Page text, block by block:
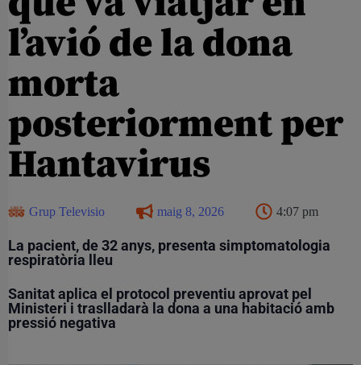
l’avió de la dona
morta
posteriorment per
Hantavirus
Grup Televisio maig 8, 2026 4:07 pm
La pacient, de 32 anys, presenta simptomatologia
respiratòria lleu
Sanitat aplica el protocol preventiu aprovat pel
Ministeri i traslladarà la dona a una habitació amb
pressió negativa